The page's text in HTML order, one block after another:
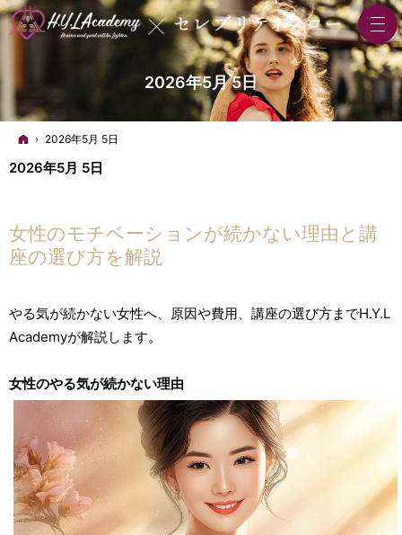
2026年5月 5日
ホーム
2026年5月 5日
2026年5月 5日
女性のモチベーションが続かない理由と講
座の選び方を解説
やる気が続かない女性へ、原因や費用、講座の選び方までH.Y.L
Academyが解説します。
女性のやる気が続かない理由